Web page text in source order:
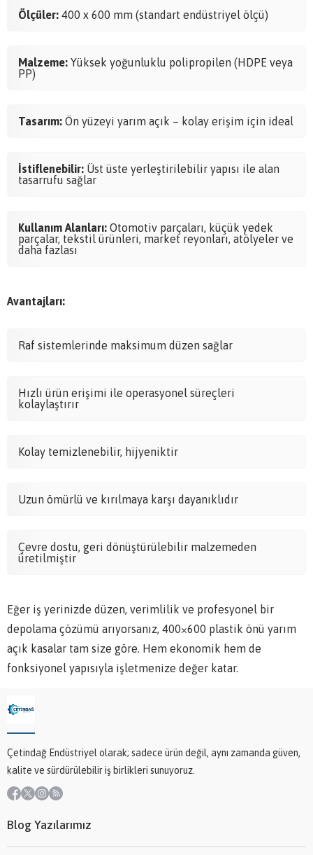
Ölçüler: 400 x 600 mm (standart endüstriyel ölçü)
Malzeme: Yüksek yoğunluklu polipropilen (HDPE veya
PP)
Tasarım: Ön yüzeyi yarım açık – kolay erişim için ideal
İstiflenebilir: Üst üste yerleştirilebilir yapısı ile alan
tasarrufu sağlar
Kullanım Alanları: Otomotiv parçaları, küçük yedek
parçalar, tekstil ürünleri, market reyonları, atölyeler ve
daha fazlası
Avantajları:
Raf sistemlerinde maksimum düzen sağlar
Hızlı ürün erişimi ile operasyonel süreçleri
kolaylaştırır
Kolay temizlenebilir, hijyeniktir
Uzun ömürlü ve kırılmaya karşı dayanıklıdır
Çevre dostu, geri dönüştürülebilir malzemeden
üretilmiştir
Eğer iş yerinizde düzen, verimlilik ve profesyonel bir
depolama çözümü arıyorsanız, 400×600 plastik önü yarım
açık kasalar tam size göre. Hem ekonomik hem de
fonksiyonel yapısıyla işletmenize değer katar.
Çetindağ Endüstriyel olarak; sadece ürün değil, aynı zamanda güven,
kalite ve sürdürülebilir iş birlikleri sunuyoruz.
Blog Yazılarımız